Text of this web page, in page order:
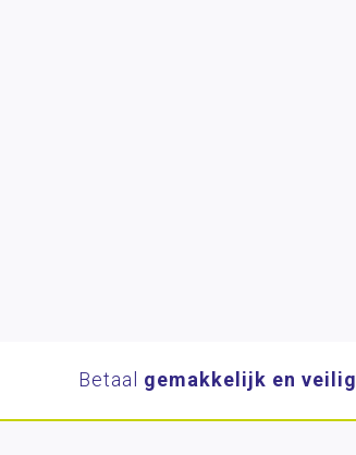
Betaal gemakkelijk en veilig